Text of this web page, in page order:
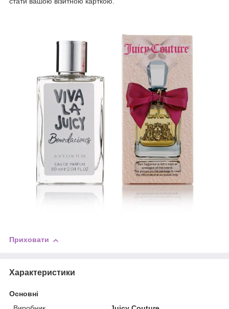
Приховати
Характеристики
Основні